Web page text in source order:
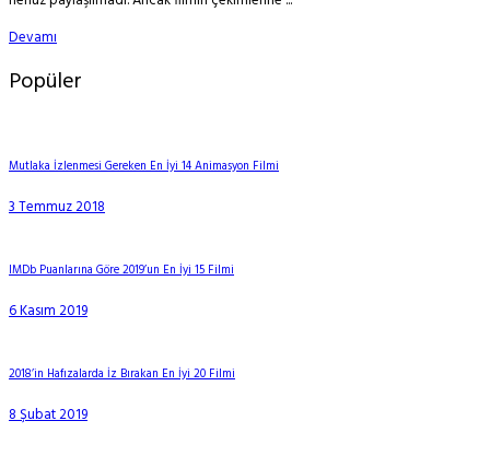
Devamı
Popüler
Mutlaka İzlenmesi Gereken En İyi 14 Animasyon Filmi
3 Temmuz 2018
IMDb Puanlarına Göre 2019’un En İyi 15 Filmi
6 Kasım 2019
2018’in Hafızalarda İz Bırakan En İyi 20 Filmi
8 Şubat 2019